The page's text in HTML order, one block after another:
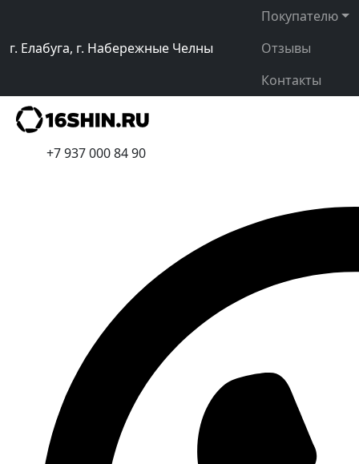
г. Елабуга, г. Набережные Челны
Покупателю
Отзывы
Контакты
+7 937 000 84 90